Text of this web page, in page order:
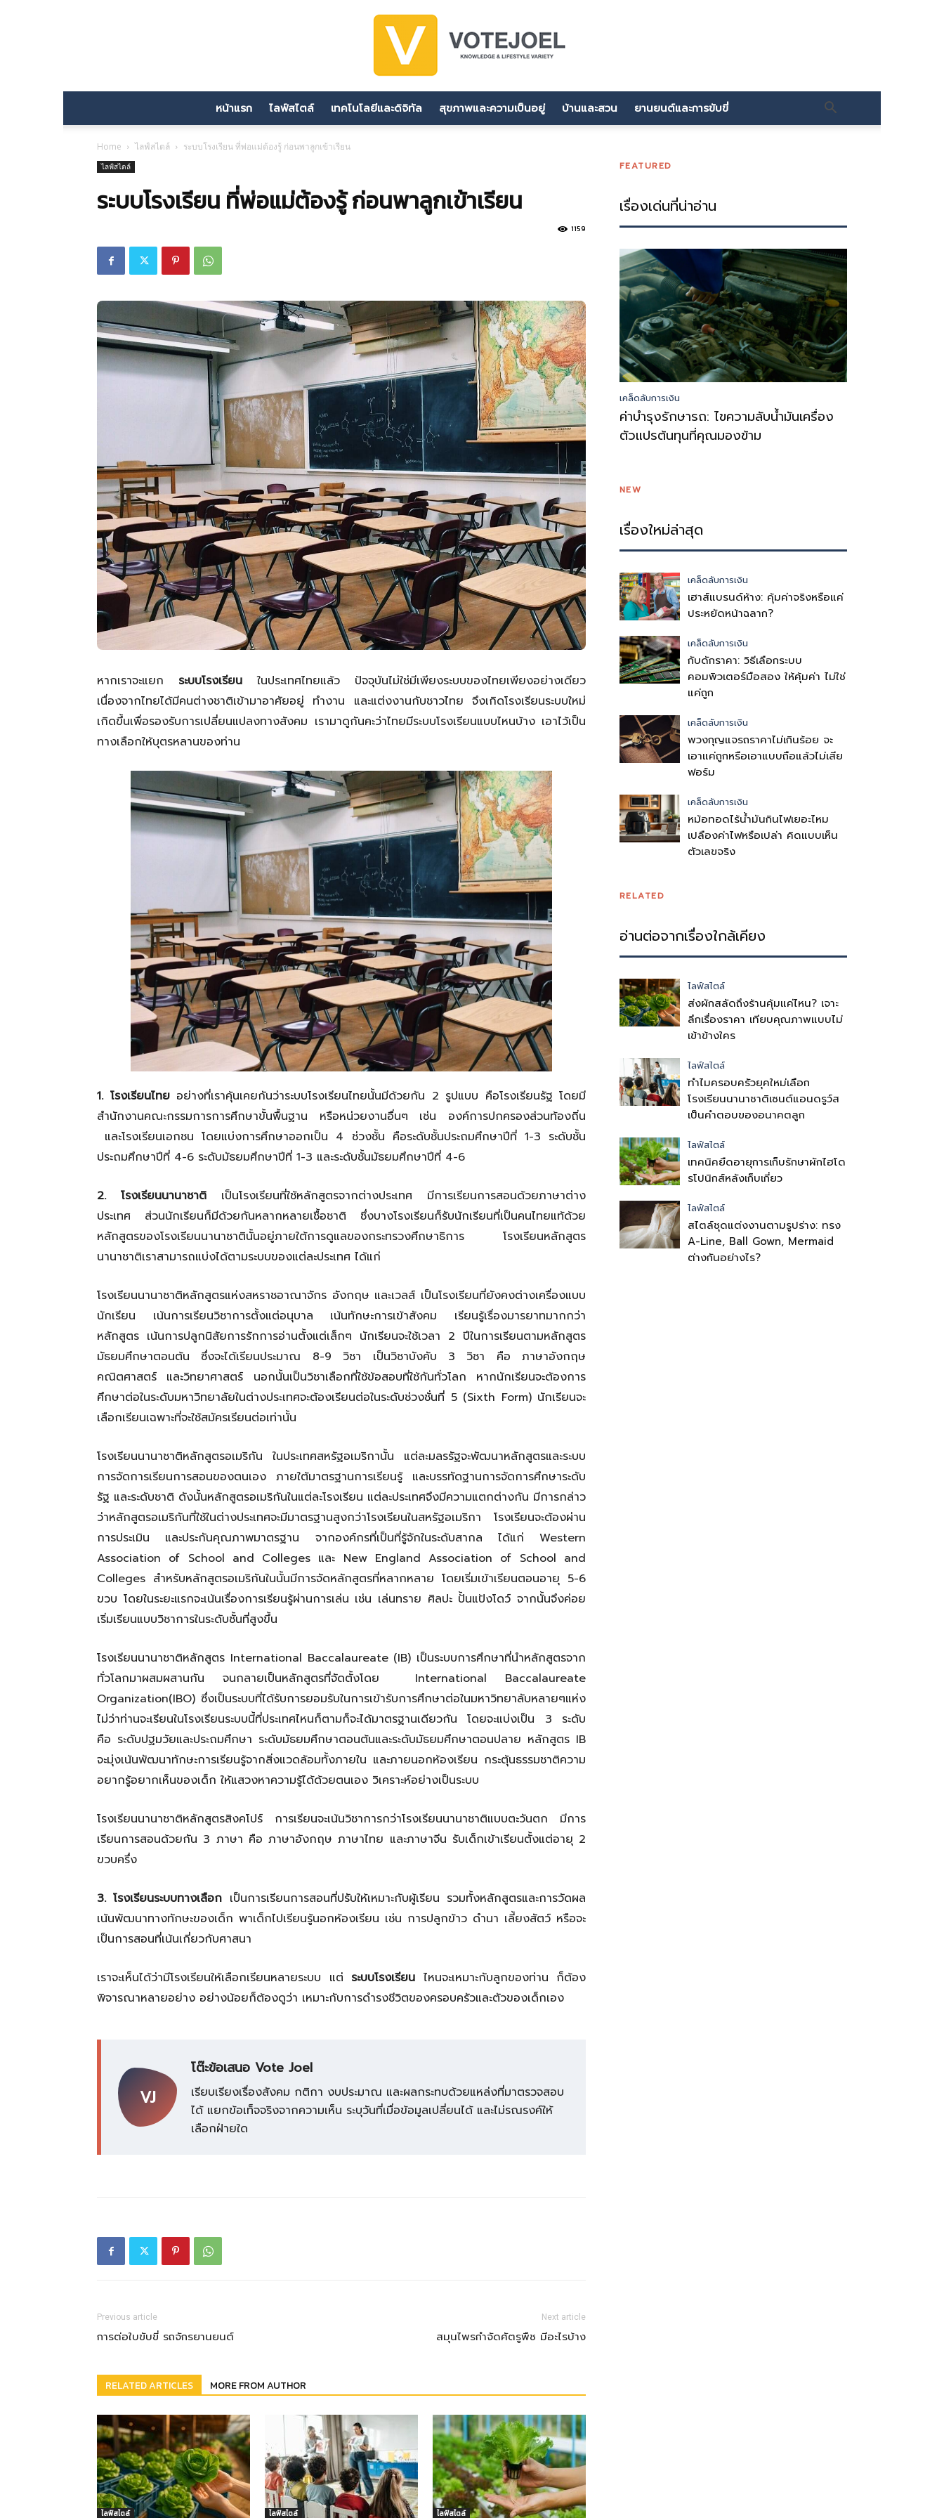
หน้าแรก ไลฟ์สไตล์ เทคโนโลยีและดิจิทัล สุขภาพและความเป็นอยู่ บ้านและสวน ยานยนต์และการขับขี่
Home ไลฟ์สไตล์ ระบบโรงเรียน ที่พ่อแม่ต้องรู้ ก่อนพาลูกเข้าเรียน
ไลฟ์สไตล์
ระบบโรงเรียน ที่พ่อแม่ต้องรู้ ก่อนพาลูกเข้าเรียน
1159
หากเราจะแยก ระบบโรงเรียน ในประเทศไทยแล้ว ปัจจุบันไม่ใช่มีเพียงระบบของไทยเพียงอย่างเดียว
เนื่องจากไทยได้มีคนต่างชาติเข้ามาอาศัยอยู่ ทำงาน และแต่งงานกับชาวไทย จึงเกิดโรงเรียนระบบใหม่
เกิดขึ้นเพื่อรองรับการเปลี่ยนแปลงทางสังคม เรามาดูกันคะว่าไทยมีระบบโรงเรียนแบบไหนบ้าง เอาไว้เป็น
ทางเลือกให้บุตรหลานของท่าน
1. โรงเรียนไทยอย่างที่เราคุ้นเคยกันว่าระบบโรงเรียนไทยนั้นมีด้วยกัน 2 รูปแบบ คือโรงเรียนรัฐ โดยมี
สำนักงานคณะกรรมการการศึกษาขั้นพื้นฐาน หรือหน่วยงานอื่นๆ เช่น องค์การปกครองส่วนท้องถิ่น
และโรงเรียนเอกชน โดยแบ่งการศึกษาออกเป็น 4 ช่วงชั้น คือระดับชั้นประถมศึกษาปีที่ 1-3 ระดับชั้น
ประถมศึกษาปีที่ 4-6 ระดับมัธยมศึกษาปีที่ 1-3 และระดับชั้นมัธยมศึกษาปีที่ 4-6
2. โรงเรียนนานาชาติ เป็นโรงเรียนที่ใช้หลักสูตรจากต่างประเทศ มีการเรียนการสอนด้วยภาษาต่าง
ประเทศ ส่วนนักเรียนก็มีด้วยกันหลากหลายเชื้อชาติ ซึ่งบางโรงเรียนก็รับนักเรียนที่เป็นคนไทยแท้ด้วย
หลักสูตรของโรงเรียนนานาชาตินั้นอยู่ภายใต้การดูแลของกระทรวงศึกษาธิการ โรงเรียนหลักสูตร
นานาชาติเราสามารถแบ่งได้ตามระบบของแต่ละประเทศ ได้แก่
โรงเรียนนานาชาติหลักสูตรแห่งสหราชอาณาจักร อังกฤษ และเวลส์ เป็นโรงเรียนที่ยังคงต่างเครื่องแบบ
นักเรียน เน้นการเรียนวิชาการตั้งแต่อนุบาล เน้นทักษะการเข้าสังคม เรียนรู้เรื่องมารยาทมากกว่า
หลักสูตร เน้นการปลูกนิสัยการรักการอ่านตั้งแต่เล็กๆ นักเรียนจะใช้เวลา 2 ปีในการเรียนตามหลักสูตร
มัธยมศึกษาตอนต้น ซึ่งจะได้เรียนประมาณ 8-9 วิชา เป็นวิชาบังคับ 3 วิชา คือ ภาษาอังกฤษ
คณิตศาสตร์ และวิทยาศาสตร์ นอกนั้นเป็นวิชาเลือกที่ใช้ข้อสอบที่ใช้กันทั่วโลก หากนักเรียนจะต้องการ
ศึกษาต่อในระดับมหาวิทยาลัยในต่างประเทศจะต้องเรียนต่อในระดับช่วงชั่นที่ 5 (Sixth Form) นักเรียนจะ
เลือกเรียนเฉพาะที่จะใช้สมัครเรียนต่อเท่านั้น
โรงเรียนนานาชาติหลักสูตรอเมริกัน ในประเทศสหรัฐอเมริกานั้น แต่ละมลรรัฐจะพัฒนาหลักสูตรและระบบ
การจัดการเรียนการสอนของตนเอง ภายใต้มาตรฐานการเรียนรู้ และบรรทัดฐานการจัดการศึกษาระดับ
รัฐ และระดับชาติ ดังนั้นหลักสูตรอเมริกันในแต่ละโรงเรียน แต่ละประเทศจึงมีความแตกต่างกัน มีการกล่าว
ว่าหลักสูตรอเมริกันที่ใช้ในต่างประเทศจะมีมาตรฐานสูงกว่าโรงเรียนในสหรัฐอเมริกา โรงเรียนจะต้องผ่าน
การประเมิน และประกันคุณภาพมาตรฐาน จากองค์กรที่เป็นที่รู้จักในระดับสากล ได้แก่ Western
Association of School and Colleges และ New England Association of School and
Colleges สำหรับหลักสูตรอเมริกันในนั้นมีการจัดหลักสูตรที่หลากหลาย โดยเริ่มเข้าเรียนตอนอายุ 5-6
ขวบ โดยในระยะแรกจะเน้นเรื่องการเรียนรู้ผ่านการเล่น เช่น เล่นทราย ศิลปะ ปั้นแป้งโดว์ จากนั้นจึงค่อย
เริ่มเรียนแบบวิชาการในระดับชั้นที่สูงขึ้น
โรงเรียนนานาชาติหลักสูตร International Baccalaureate (IB) เป็นระบบการศึกษาที่นำหลักสูตรจาก
ทั่วโลกมาผสมผสานกัน จนกลายเป็นหลักสูตรที่จัดตั้งโดย International Baccalaureate
Organization(IBO) ซึ่งเป็นระบบที่ได้รับการยอมรับในการเข้ารับการศึกษาต่อในมหาวิทยาลับหลายๆแห่ง
ไม่ว่าท่านจะเรียนในโรงเรียนระบบนี้ที่ประเทศไหนก็ตามก็จะได้มาตรฐานเดียวกัน โดยจะแบ่งเป็น 3 ระดับ
คือ ระดับปฐมวัยและประถมศึกษา ระดับมัธยมศึกษาตอนต้นและระดับมัธยมศึกษาตอนปลาย หลักสูตร IB
จะมุ่งเน้นพัฒนาทักษะการเรียนรู้จากสิ่งแวดล้อมทั้งภายใน และภายนอกห้องเรียน กระตุ้นธรรมชาติความ
อยากรู้อยากเห็นของเด็ก ให้แสวงหาความรู้ได้ด้วยตนเอง วิเคราะห์อย่างเป็นระบบ
โรงเรียนนานาชาติหลักสูตรสิงคโปร์ การเรียนจะเน้นวิชาการกว่าโรงเรียนนานาชาติแบบตะวันตก มีการ
เรียนการสอนด้วยกัน 3 ภาษา คือ ภาษาอังกฤษ ภาษาไทย และภาษาจีน รับเด็กเข้าเรียนตั้งแต่อายุ 2
ขวบครึ่ง
3. โรงเรียนระบบทางเลือก เป็นการเรียนการสอนที่ปรับให้เหมาะกับผู้เรียน รวมทั้งหลักสูตรและการวัดผล
เน้นพัฒนาทางทักษะของเด็ก พาเด็กไปเรียนรู้นอกห้องเรียน เช่น การปลูกข้าว ดำนา เลี้ยงสัตว์ หรือจะ
เป็นการสอนที่เน้นเกี่ยวกับศาสนา
เราจะเห็นได้ว่ามีโรงเรียนให้เลือกเรียนหลายระบบ แต่ ระบบโรงเรียน ไหนจะเหมาะกับลูกของท่าน ก็ต้อง
พิจารณาหลายอย่าง อย่างน้อยก็ต้องดูว่า เหมาะกับการดำรงชีวิตของครอบครัวและตัวของเด็กเอง
VJ
โต๊ะข้อเสนอ Vote Joel
เรียบเรียงเรื่องสังคม กติกา งบประมาณ และผลกระทบด้วยแหล่งที่มาตรวจสอบ
ได้ แยกข้อเท็จจริงจากความเห็น ระบุวันที่เมื่อข้อมูลเปลี่ยนได้ และไม่รณรงค์ให้
เลือกฝ่ายใด
Previous article
การต่อใบขับขี่ รถจักรยานยนต์
Next article
สมุนไพรกำจัดศัตรูพืช มีอะไรบ้าง
RELATED ARTICLES MORE FROM AUTHOR
ไลฟ์สไตล์ ไลฟ์สไตล์ ไลฟ์สไตล์
FEATURED
เรื่องเด่นที่น่าอ่าน
เคล็ดลับการเงิน
ค่าบำรุงรักษารถ: ไขความลับน้ำมันเครื่อง
ตัวแปรต้นทุนที่คุณมองข้าม
NEW
เรื่องใหม่ล่าสุด
เคล็ดลับการเงิน
เฮาส์แบรนด์ห้าง: คุ้มค่าจริงหรือแค่
ประหยัดหน้าฉลาก?
เคล็ดลับการเงิน
กับดักราคา: วิธีเลือกระบบ
คอมพิวเตอร์มือสอง ให้คุ้มค่า ไม่ใช่
แค่ถูก
เคล็ดลับการเงิน
พวงกุญแจรถราคาไม่เกินร้อย จะ
เอาแค่ถูกหรือเอาแบบถือแล้วไม่เสีย
ฟอร์ม
เคล็ดลับการเงิน
หม้อทอดไร้น้ำมันกินไฟเยอะไหม
เปลืองค่าไฟหรือเปล่า คิดแบบเห็น
ตัวเลขจริง
RELATED
อ่านต่อจากเรื่องใกล้เคียง
ไลฟ์สไตล์
ส่งผักสลัดถึงร้านคุ้มแค่ไหน? เจาะ
ลึกเรื่องราคา เทียบคุณภาพแบบไม่
เข้าข้างใคร
ไลฟ์สไตล์
ทำไมครอบครัวยุคใหม่เลือก
โรงเรียนนานาชาติเซนต์แอนดรูว์ส
เป็นคำตอบของอนาคตลูก
ไลฟ์สไตล์
เทคนิคยืดอายุการเก็บรักษาผักไฮโด
รโปนิกส์หลังเก็บเกี่ยว
ไลฟ์สไตล์
สไตล์ชุดแต่งงานตามรูปร่าง: ทรง
A-Line, Ball Gown, Mermaid
ต่างกันอย่างไร?